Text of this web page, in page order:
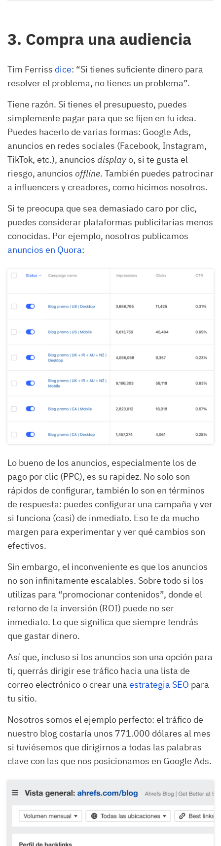
3. Compra una audiencia
Tim Ferriss dice: “Si tienes suficiente dinero para
resolver el problema, no tienes un problema”.
Tiene razón. Si tienes el presupuesto, puedes
simplemente pagar para que se fijen en tu idea.
Puedes hacerlo de varias formas: Google Ads,
anuncios en redes sociales (Facebook, Instagram,
TikTok, etc.), anuncios displayo, si te gusta el
riesgo, anuncios offline. También puedes patrocinar
a influencers y creadores, como hicimos nosotros.
Si te preocupa que sea demasiado caro por clic,
puedes considerar plataformas publicitarias menos
conocidas. Por ejemplo, nosotros publicamos
anuncios en Quora:
Lo bueno de los anuncios, especialmente los de
pago por clic (PPC), es su rapidez. No solo son
rápidos de configurar, también lo son en términos
de respuesta: puedes configurar una campaña y ver
si funciona (casi) de inmediato. Eso te da mucho
margen para experimentar y ver qué cambios son
efectivos.
Sin embargo, el inconveniente es que los anuncios
no son infinitamente escalables. Sobre todo si los
utilizas para “promocionar contenidos”, donde el
retorno de la inversión (ROI) puede no ser
inmediato. Lo que significa que siempre tendrás
que gastar dinero.
Así que, incluso si los anuncios son una opción para
ti, querrás dirigir ese tráfico hacia una lista de
correo electrónico o crear una estrategia SEO para
tu sitio.
Nosotros somos el ejemplo perfecto: el tráfico de
nuestro blog costaría unos 771.000 dólares al mes
si tuviésemos que dirigirnos a todas las palabras
clave con las que nos posicionamos en Google Ads.